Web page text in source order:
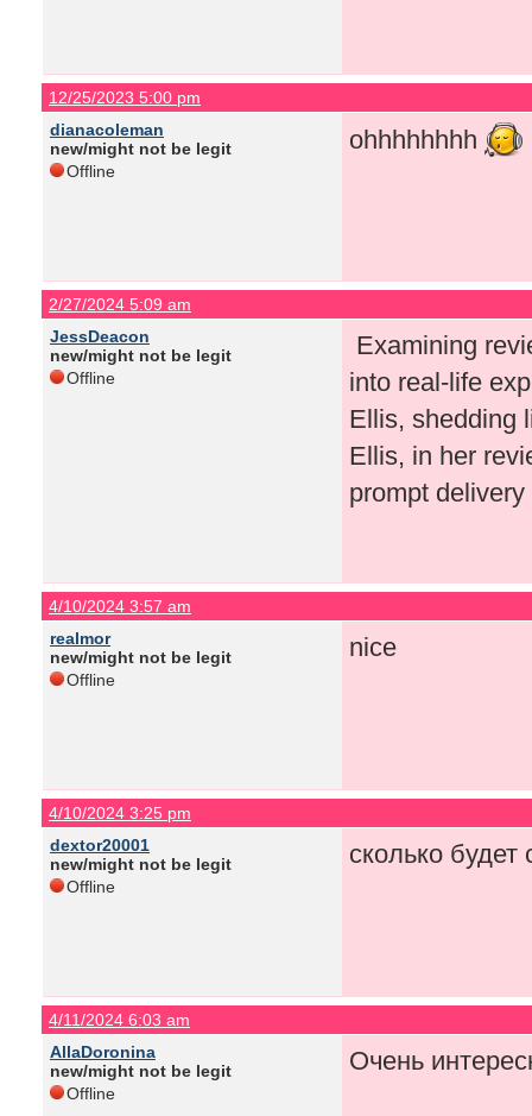
12/25/2023 5:00 pm
dianacoleman
new/might not be legit
Offline
ohhhhhhhh
2/27/2024 5:09 am
JessDeacon
new/might not be legit
Offline
Examining
into real-life
Ellis, shedding
Ellis, in her
prompt
4/10/2024 3:57 am
realmor
new/might not be legit
Offline
nice
4/10/2024 3:25 pm
dextor20001
new/might not be legit
Offline
сколько будет
4/11/2024 6:03 am
AllaDoronina
new/might not be legit
Offline
Очень